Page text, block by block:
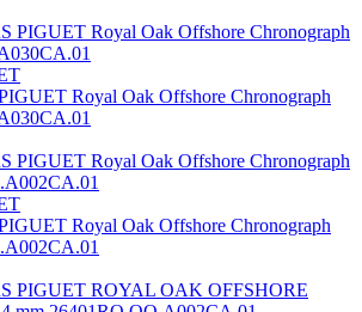
Royal Oak Offshore Chronograph
Royal Oak Offshore Chronograph